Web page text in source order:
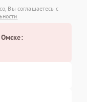
Вы соглашаетесь с
Омске: